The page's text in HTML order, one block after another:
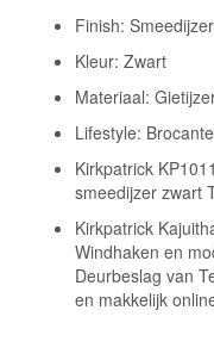
Finish:
Kleur: Zwart
Materiaal:
Lifestyle: Brocante
Kirkpatrick
smeedijzer zwart
Kirkpatrick
Windhaken en
Deurbeslag van
en makkelijk